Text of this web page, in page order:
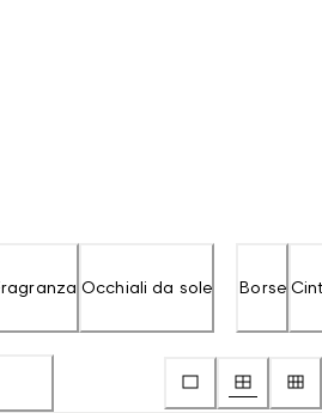
Occhiali da sole Borse